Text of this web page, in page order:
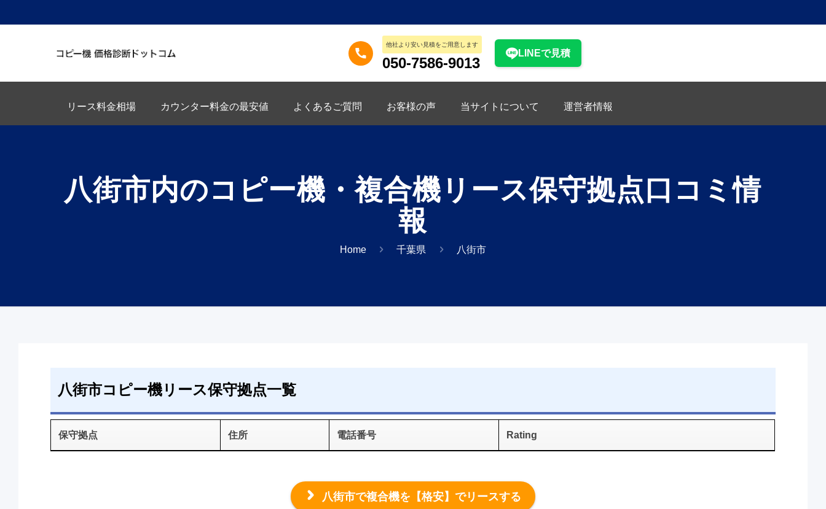
他社より安い見積をご用意します
050-7586-9013
LINEで見積
リース料金相場 カウンター料金の最安値 よくあるご質問 お客様の声 当サイトについて 運営者情報
八街市内のコピー機・複合機リース保守拠点口コミ情
報
Home 千葉県 八街市
八街市コピー機リース保守拠点一覧
保守拠点 住所 電話番号 Rating
八街市で複合機を 【格安】でリースする